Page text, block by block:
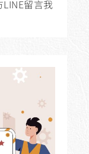
留言我